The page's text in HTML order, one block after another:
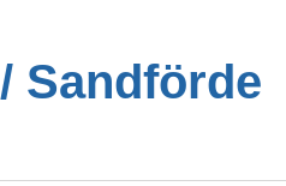
Sandförde